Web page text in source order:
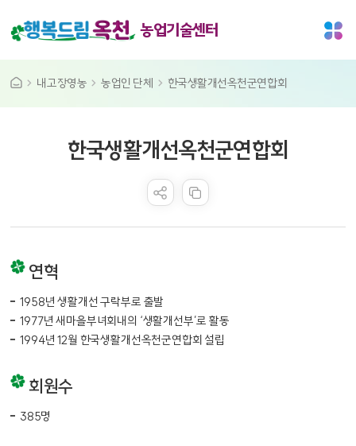
농업기술센터
내고장영농 농업인 단체 한국생활개선옥천군연합회
한국생활개선옥천군연합회
연혁
1958년 생활개선 구락부로 출발
1977년 새마을부녀회내의 ‘생활개선부’로 활동
1994년 12월 한국생활개선옥천군연합회 설립
회원수
385명